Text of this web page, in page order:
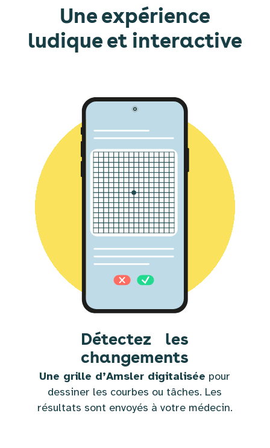
Une expérience
ludique et interactive
Détectez les
changements
Une grille d’Amsler digitalisée pour
dessiner les courbes ou tâches. Les
résultats sont envoyés à votre médecin.